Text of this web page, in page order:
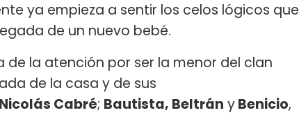
ya empieza a sentir los celos lógicos que
de un nuevo bebé.
de la atención por ser la menor del clan
de la casa y de sus
Nicolás Cabré; Bautista, Beltrán yBenicio,